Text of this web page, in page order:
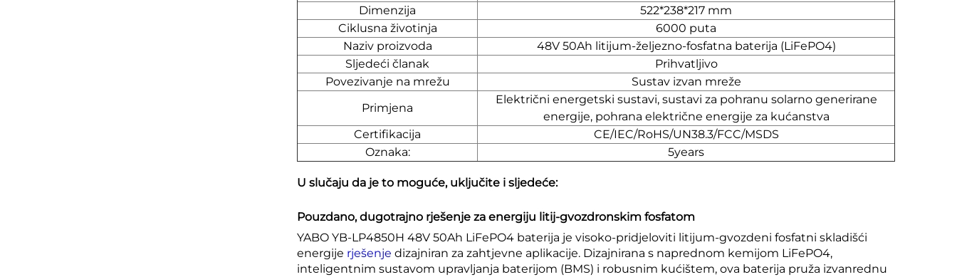
Dimenzija
522*238*217 mm
Ciklusna životinja
6000 puta
Naziv proizvoda
48V 50Ah litijum-željezno-fosfatna baterija (LiFePO4)
Sljedeći članak
Prihvatljivo
Povezivanje na mrežu
Sustav izvan mreže
Primjena
Električni energetski sustavi, sustavi za pohranu solarno generirane
energije, pohrana električne energije za kućanstva
Certifikacija
CE/IEC/RoHS/UN38.3/FCC/MSDS
Oznaka:
5years
U slučaju da je to moguće, uključite i sljedeće:
Pouzdano, dugotrajno rješenje za energiju litij-gvozdronskim fosfatom
YABO YB-LP4850H 48V 50Ah LiFePO4 baterija je visoko-pridjeloviti litijum-gvozdeni fosfatni skladišći
energije rješenje dizajniran za zahtjevne aplikacije. Dizajnirana s naprednom kemijom LiFePO4,
inteligentnim sustavom upravljanja baterijom (BMS) i robusnim kućištem, ova baterija pruža izvanrednu